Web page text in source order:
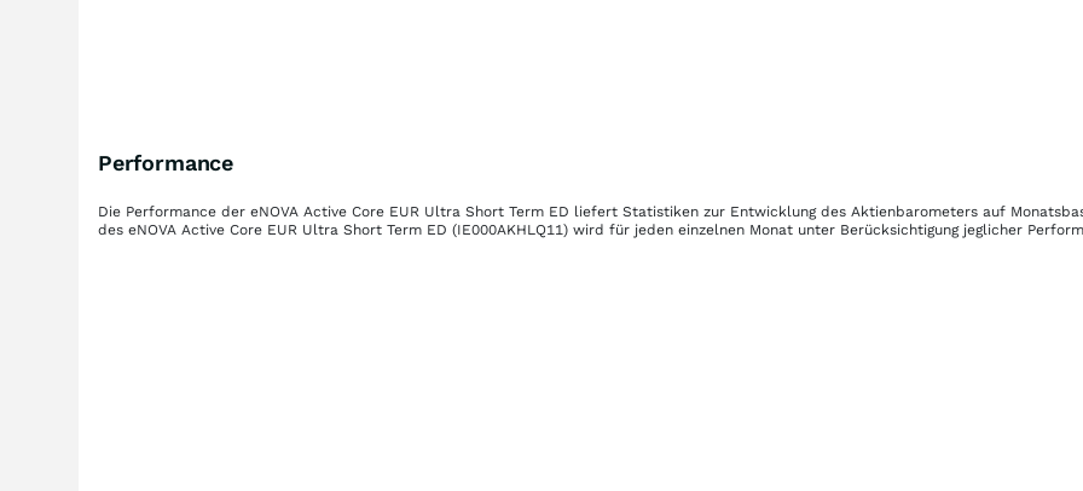
Performance
Die Performance der eNOVA Active Core EUR Ultra Short Term ED liefert Statistiken zur Entwicklung des Aktienbarometers auf
des eNOVA Active Core EUR Ultra Short Term ED (IE000AKHLQ11) wird für jeden einzelnen Monat unter Berücksichtigung jeglicher